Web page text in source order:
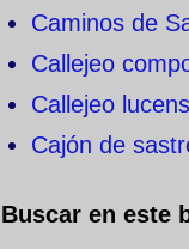
Caminos de
Callejeo
Callejeo
Cajón de
Buscar en este